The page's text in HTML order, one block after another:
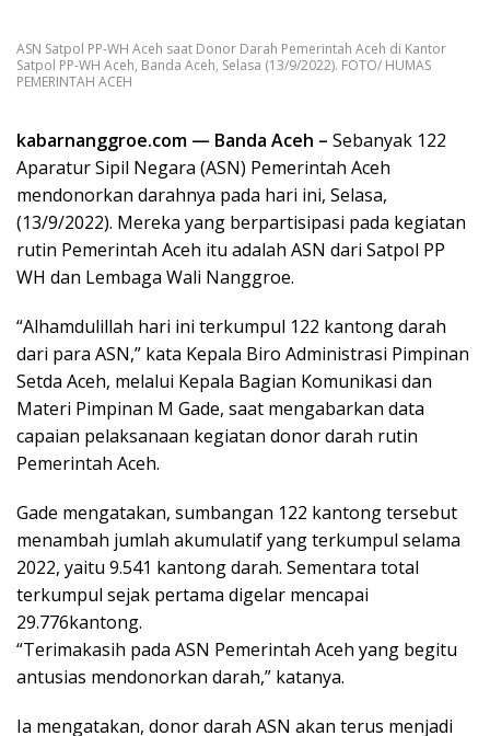
ASN Satpol PP-WH Aceh saat Donor Darah Pemerintah Aceh di Kantor
Satpol PP-WH Aceh, Banda Aceh, Selasa (13/9/2022). FOTO/ HUMAS
PEMERINTAH ACEH
kabarnanggroe.com — Banda Aceh – Sebanyak 122
Aparatur Sipil Negara (ASN) Pemerintah Aceh
mendonorkan darahnya pada hari ini, Selasa,
(13/9/2022). Mereka yang berpartisipasi pada kegiatan
rutin Pemerintah Aceh itu adalah ASN dari Satpol PP
WH dan Lembaga Wali Nanggroe.
“Alhamdulillah hari ini terkumpul 122 kantong darah
dari para ASN,” kata Kepala Biro Administrasi Pimpinan
Setda Aceh, melalui Kepala Bagian Komunikasi dan
Materi Pimpinan M Gade, saat mengabarkan data
capaian pelaksanaan kegiatan donor darah rutin
Pemerintah Aceh.
Gade mengatakan, sumbangan 122 kantong tersebut
menambah jumlah akumulatif yang terkumpul selama
2022, yaitu 9.541 kantong darah. Sementara total
terkumpul sejak pertama digelar mencapai
29.776kantong.
“Terimakasih pada ASN Pemerintah Aceh yang begitu
antusias mendonorkan darah,” katanya.
Ia mengatakan, donor darah ASN akan terus menjadi